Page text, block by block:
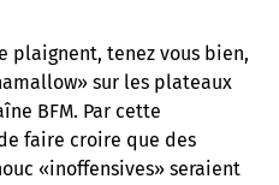
plaignent, tenez vous bien,
sur les plateaux
BFM. Par cette
faire croire que des
«inoffensives» seraient